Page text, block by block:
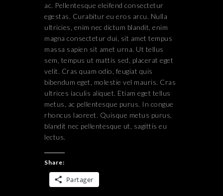
ac. Pellentesque eleifend consectetur
egestas. Curabitur eu eros arcu. Nulla
ultricies, enim nec dictum blandit, enim
magna consectetur dui, sit amet tempus
massa sapien sit amet urna. Ut tellus
sem, tempus ut mattis sed, placerat eget
velit. Cras quam odio, feugiat quis
bibendum eget, molestie vel mauris. Cras
ultrices iaculis aliquet. Etiam eget tellus
metus, ac pellentesque purus. In congue
rhoncus laoreet. Quisque metus purus,
blandit nec pellentesque ut, sagittis eu
lectus.
Share:
Partager